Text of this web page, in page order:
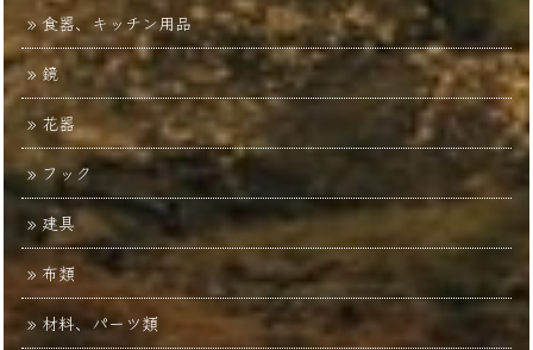
食器、キッチン用品
鏡
花器
フック
建具
布類
材料、パーツ類